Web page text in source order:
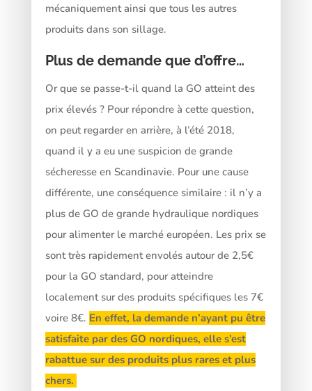
mécaniquement ainsi que tous les autres
produits dans son sillage.
Plus de demande que d’offre…
Or que se passe-t-il quand la GO atteint des
prix élevés ? Pour répondre à cette question,
on peut regarder en arrière, à l’été 2018,
quand il y a eu une suspicion de grande
sécheresse en Scandinavie. Pour une cause
différente, une conséquence similaire : il n’y a
plus de GO de grande hydraulique nordiques
pour alimenter le marché européen. Les prix se
sont très rapidement envolés autour de 2,5€
pour la GO standard, pour atteindre
localement sur des produits spécifiques les 7€
voire 8€. En effet, la demande n’ayant pu être
satisfaite par des GO nordiques, elle s’est
rabattue sur des produits plus rares et plus
chers.